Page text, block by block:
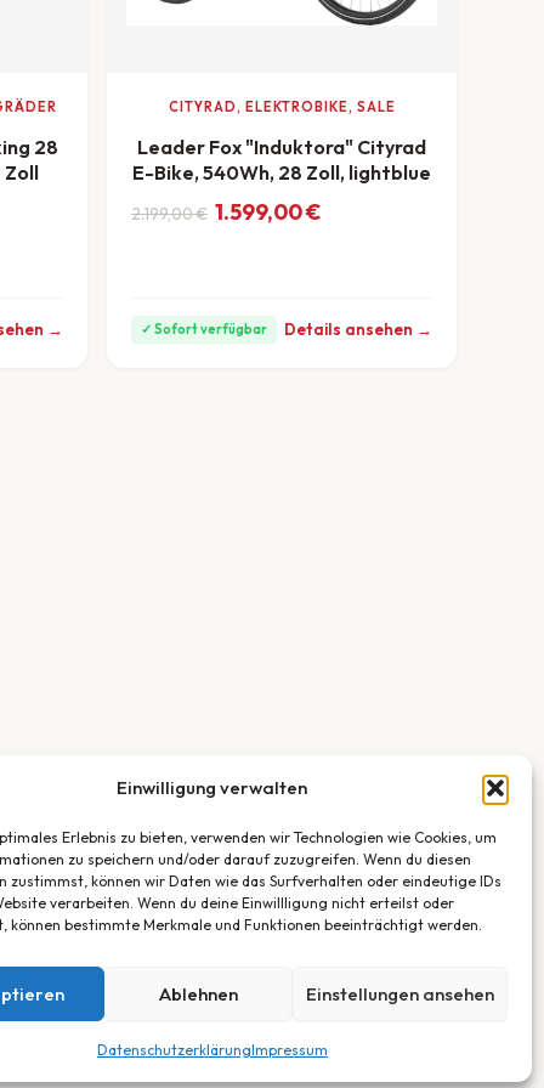
Einwilligung verwalten
Erlebnis zu bieten, verwenden wir Technologien wie Cookies, um
zu speichern und/oder darauf zuzugreifen. Wenn du diesen
zustimmst, können wir Daten wie das Surfverhalten oder eindeutige IDs
verarbeiten. Wenn du deine Einwillligung nicht erteilst oder
können bestimmte Merkmale und Funktionen beeinträchtigt werden.
Ablehnen Einstellungen ansehen
DatenschutzerklärungImpressum
28
Zoll
→
CITYRAD, ELEKTROBIKE, SALE
Leader Fox "Induktora" Cityrad
E-Bike, 540Wh, 28 Zoll, lightblue
2.199,00€
Ursprünglicher Preis war: 2.199,00 €
1.599,00€
Aktueller Preis ist: 1.599,00 €.
✓ Sofort verfügbar Details ansehen →